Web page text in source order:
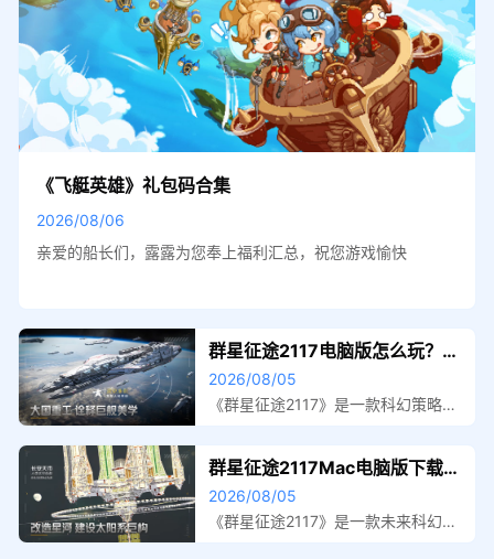
《飞艇英雄》礼包码合集
2026/08/06
亲爱的船长们，露露为您奉上福利汇总，祝您游戏愉快
群星征途2117电脑版怎么玩？
群星征途2117性能优化240高帧
游戏多开 后台挂机 按键设置教
2026/08/05
《群星征途2117》是一款科幻策略战
MuMu模拟器，玩家可在电脑上流畅
运行游戏，享受键位设置、多开功能
和高帧率体验，从而提升游戏乐趣。
群星征途2117Mac电脑版下载安
装教程 Mac电脑怎么玩群星征途
2117攻略
2026/08/05
《群星征途2117》是一款未来科幻背